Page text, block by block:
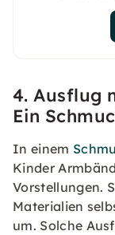
4. Ausflug
Ein
In einem
Kinder
Vorstellungen.
Materialien
um. Solche